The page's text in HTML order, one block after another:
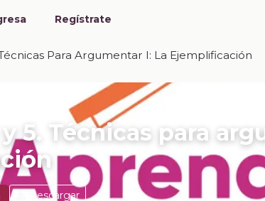
Regístrate
Para Argumentar I: La Ejemplificación
5. Técnicas para
Descargar